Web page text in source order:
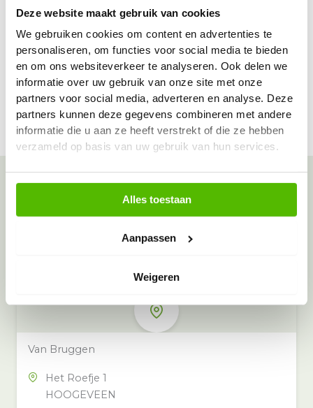
Deze website maakt gebruik van cookies
We gebruiken cookies om content en advertenties te
personaliseren, om functies voor social media te bieden
en om ons websiteverkeer te analyseren. Ook delen we
informatie over uw gebruik van onze site met onze
partners voor social media, adverteren en analyse. Deze
partners kunnen deze gegevens combineren met andere
informatie die u aan ze heeft verstrekt of die ze hebben
verzameld op basis van uw gebruik van hun services.
Alles toestaan
Aanpassen
Weigeren
Vraag & antwoord
De meest voorkomende vragen over onze dienst vind
je hier.
Bekijk alle antwoorden
Meer inzamelpunten in de buurt
inzamelpunten in het hele land,
ook in jouw buurt.
Van Bruggen
Het Roefje 1
HOOGEVEEN